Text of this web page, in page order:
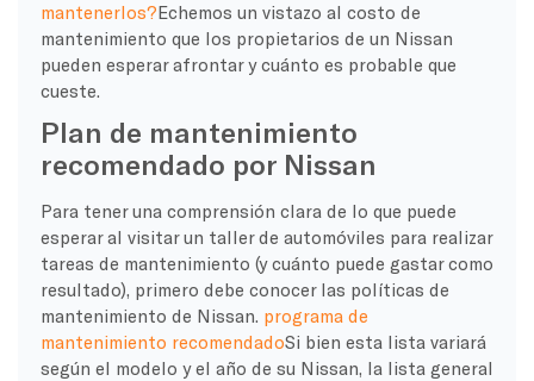
mantenerlos?Echemos un vistazo al costo de
mantenimiento que los propietarios de un Nissan
pueden esperar afrontar y cuánto es probable que
cueste.
Plan de mantenimiento
recomendado por Nissan
Para tener una comprensión clara de lo que puede
esperar al visitar un taller de automóviles para realizar
tareas de mantenimiento (y cuánto puede gastar como
resultado), primero debe conocer las políticas de
mantenimiento de Nissan. programa de
mantenimiento recomendadoSi bien esta lista variará
según el modelo y el año de su Nissan, la lista general